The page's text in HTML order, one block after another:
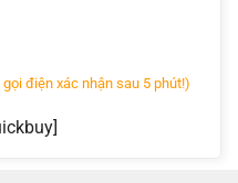
điện xác nhận sau 5 phút!)